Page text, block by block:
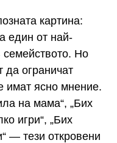
картина:
един от най-
семейството. Но
да ограничат
имат ясно мнение.
на мама“, „Бих
игри“, „Бих
— тези откровени